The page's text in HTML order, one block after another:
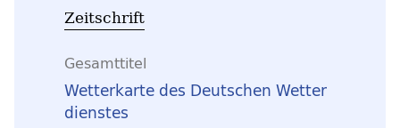
Zeitschrift
Gesamttitel
Wetterkarte des Deutschen Wetter
dienstes